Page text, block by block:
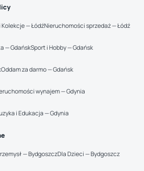
— ŁódźNieruchomości sprzedaż — Łódź
— GdańskSport i Hobby — Gdańsk
Oddam za darmo — Gdańsk
wynajem — Gdynia
i Edukacja — Gdynia
— BydgoszczDla Dzieci — Bydgoszcz